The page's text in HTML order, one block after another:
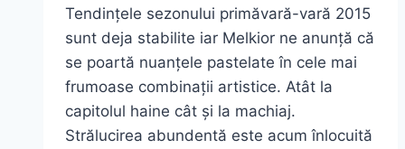
Tendințele sezonului primăvară-vară 2015
sunt deja stabilite iar Melkior ne anunță că
se poartă nuanțele pastelate în cele mai
frumoase combinații artistice. Atât la
capitolul haine cât și la machiaj.
Strălucirea abundentă este acum înlocuită